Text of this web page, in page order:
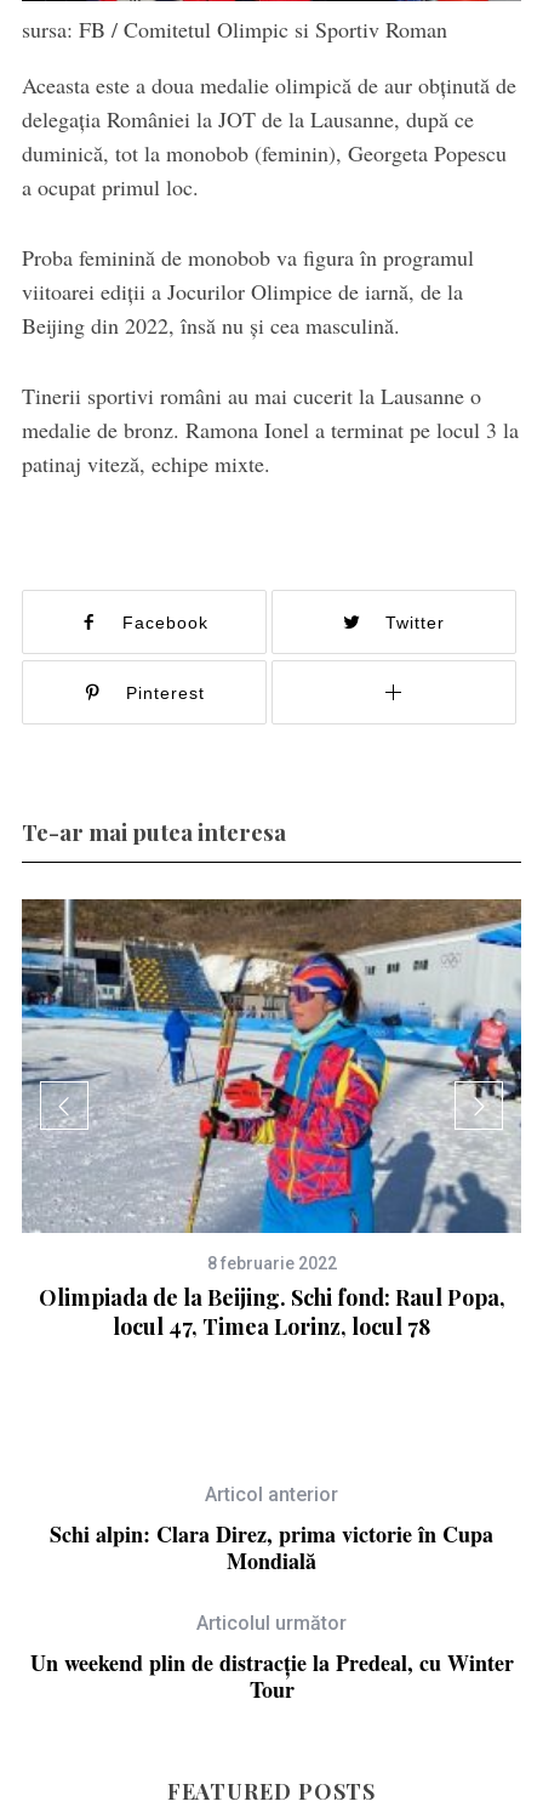
sursa: FB / Comitetul Olimpic si Sportiv Roman
Aceasta este a doua medalie olimpică de aur obţinută de
delegaţia României la JOT de la Lausanne, după ce
duminică, tot la monobob (feminin), Georgeta Popescu
a ocupat primul loc.
Proba feminină de monobob va figura în programul
viitoarei ediţii a Jocurilor Olimpice de iarnă, de la
Beijing din 2022, însă nu şi cea masculină.
Tinerii sportivi români au mai cucerit la Lausanne o
medalie de bronz. Ramona Ionel a terminat pe locul 3 la
patinaj viteză, echipe mixte.
Facebook Twitter
Pinterest
Te-ar mai putea interesa
8 februarie 2022
Olimpiada de la Beijing. Schi fond: Raul Popa,
locul 47, Timea Lorinz, locul 78
Articol anterior
Schi alpin: Clara Direz, prima victorie în Cupa
Mondială
Articolul următor
Un weekend plin de distracție la Predeal, cu Winter
Tour
FEATURED POSTS